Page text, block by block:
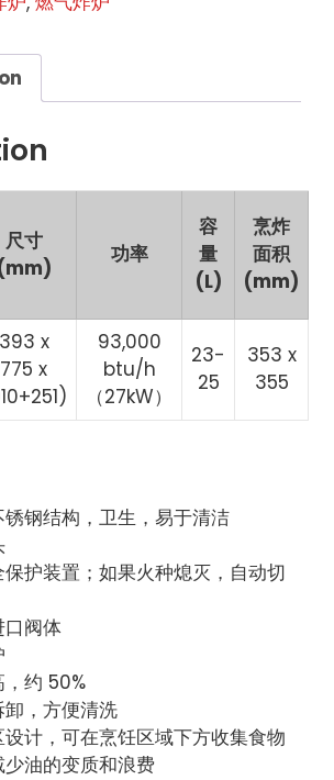
尺寸
功率
容
量
(L)
烹炸
面积
(mm)
393 x
775 x
93,000
btu/h
（27kW）
23-
25
353 x
355
钢结构，卫生，易于清洁
护装置；如果火种熄灭，自动切
阀体
约 50%
，方便清洗
计，可在烹饪区域下方收集食物
油的变质和浪费